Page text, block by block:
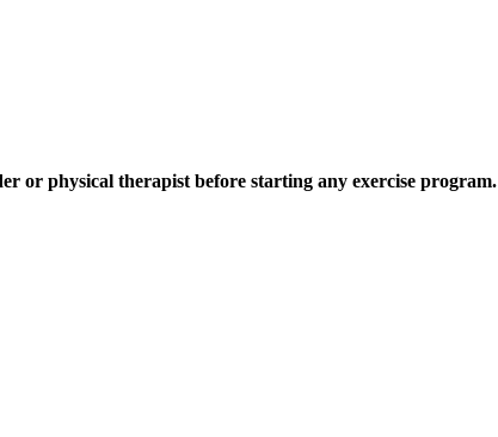
or physical therapist before starting any exercise program.